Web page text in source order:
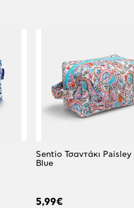
Sentio Τσαντάκι
Blue
5,99€